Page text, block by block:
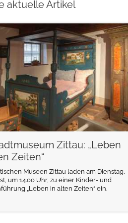
aktuelle Artikel
Zittau: „Leben
Zeiten“
Museen Zittau laden am Dienstag,
um 14.00 Uhr, zu einer Kinder- und
„Leben in alten Zeiten“ ein.
weiterlesen